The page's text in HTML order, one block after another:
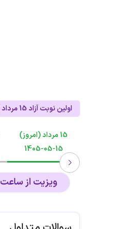
اولین نوبت آزاد 15 مرداد (امروز)
15 مرداد (امروز)
1405-05-15
ویزیت از ساعت 17:00-19:00